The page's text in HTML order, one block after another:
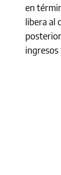
en
libera al